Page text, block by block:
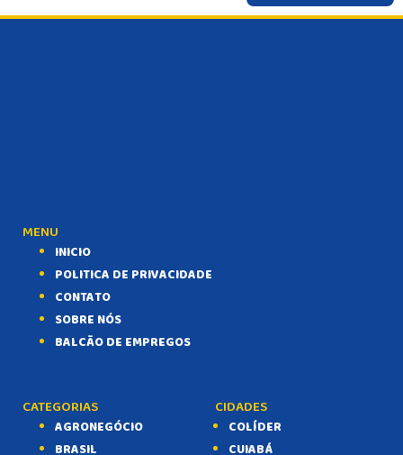
MENU
INICIO
POLITICA DE PRIVACIDADE
CONTATO
SOBRE NÓS
BALCÃO DE EMPREGOS
CATEGORIAS
AGRONEGÓCIO
BRASIL
CIDADES
COLÍDER
CUIABÁ